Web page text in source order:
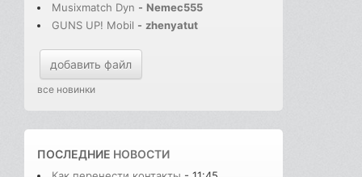
Musixmatch Dyn - Nemec555
GUNS UP! Mobil - zhenyatut
добавить файл
все новинки
ПОСЛЕДНИЕ НОВОСТИ